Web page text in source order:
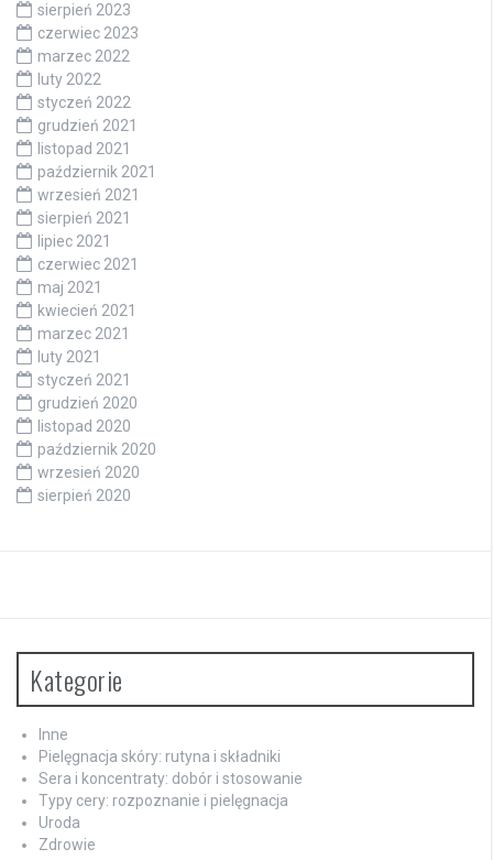
sierpień 2023
czerwiec 2023
marzec 2022
luty 2022
styczeń 2022
grudzień 2021
listopad 2021
październik 2021
wrzesień 2021
sierpień 2021
lipiec 2021
czerwiec 2021
maj 2021
kwiecień 2021
marzec 2021
luty 2021
styczeń 2021
grudzień 2020
listopad 2020
październik 2020
wrzesień 2020
sierpień 2020
Kategorie
Inne
Pielęgnacja skóry: rutyna i składniki
Sera i koncentraty: dobór i stosowanie
Typy cery: rozpoznanie i pielęgnacja
Uroda
Zdrowie